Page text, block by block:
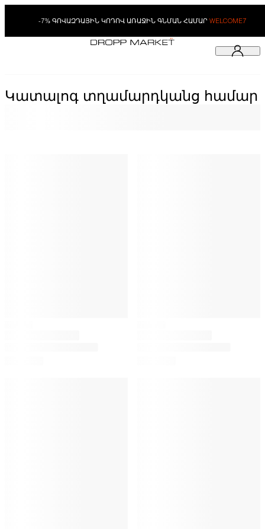
-7% ԳՈՎԱԶԴԱՅԻՆ ԿՈԴՈՎ ԱՌԱՋԻՆ ԳՆՄԱՆ ՀԱՄԱՐ WELCOME7
Կատալոգ տղամարդկանց համար